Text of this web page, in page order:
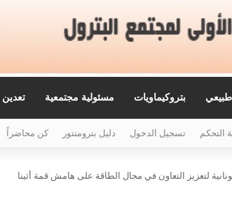
بتروكيماويات مسئولية مجتمعية تعدين
التحكم تسجيل الدخول دليل بترومنتور كن محاضراً
لتعزيز التعاون في مجال الطاقة على هامش قمة أثينا